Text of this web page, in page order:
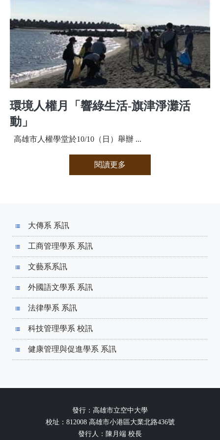
環境人權月「響綠生活-旗津淨灘活
動」
高雄市人權學堂於10/10（日）舉辦 ...
閱讀更多
大傳系 系訊
​工商管理學系 系訊
文藝系系訊
外國語文學系 系訊
法律學系 系訊
科技管理學系 校訊
​健康管理與促進學系 系訊
發行：高雄市立空中大學
校址：812008 高雄市小港區大業北路436號
發行人：陳月端 校長